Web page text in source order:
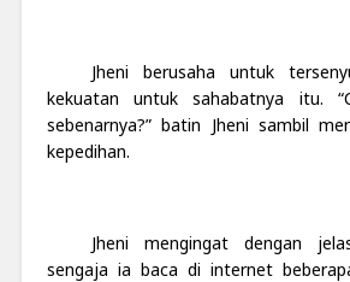
Jheni berusaha untuk
kekuatan untuk sahabatnya itu.
sebenarnya?” batin Jheni sambil
kepedihan.
Jheni mengingat dengan
sengaja ia baca di internet